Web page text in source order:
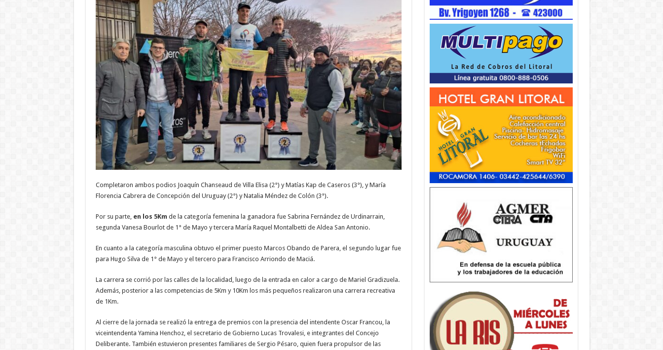
Completaron ambos podios Joaquín Chanseaud de Villa Elisa (2°) y Matías Kap de Caseros (3°), y María
Florencia Cabrera de Concepción del Uruguay (2°) y Natalia Méndez de Colón (3°).
Por su parte, en los 5Km de la categoría femenina la ganadora fue Sabrina Fernández de Urdinarrain,
segunda Vanesa Bourlot de 1° de Mayo y tercera María Raquel Montalbetti de Aldea San Antonio.
En cuanto a la categoría masculina obtuvo el primer puesto Marcos Obando de Parera, el segundo lugar fue
para Hugo Silva de 1° de Mayo y el tercero para Francisco Arriondo de Maciá.
La carrera se corrió por las calles de la localidad, luego de la entrada en calor a cargo de Mariel Gradizuela.
Además, posterior a las competencias de 5Km y 10Km los más pequeños realizaron una carrera recreativa
de 1Km.
Al cierre de la jornada se realizó la entrega de premios con la presencia del intendente Oscar Francou, la
viceintendenta Yamina Henchoz, el secretario de Gobierno Lucas Trovalesi, e integrantes del Concejo
Deliberante. También estuvieron presentes familiares de Sergio Pésaro, quien fuera propulsor de las